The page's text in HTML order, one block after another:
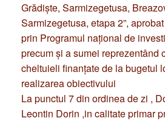
Grădişte, Sarmizegetusa,
Sarmizegetusa, etapa 2”,
prin Programul național de
precum și a sumei reprezentând
cheltuieli finanțate de la bugetul
realizarea obiectivului
La punctul 7 din ordinea de zi ,
Leontin Dorin ,in calitate primar